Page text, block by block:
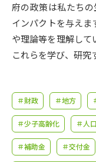
大学で学びたい学
学問の教科書
府の政策は私たち
インパクトを与え
や理論等を理解して
これらを学び、研究
＃財政 ＃地方
＃少子高齢化 ＃人
＃補助金 ＃交付金